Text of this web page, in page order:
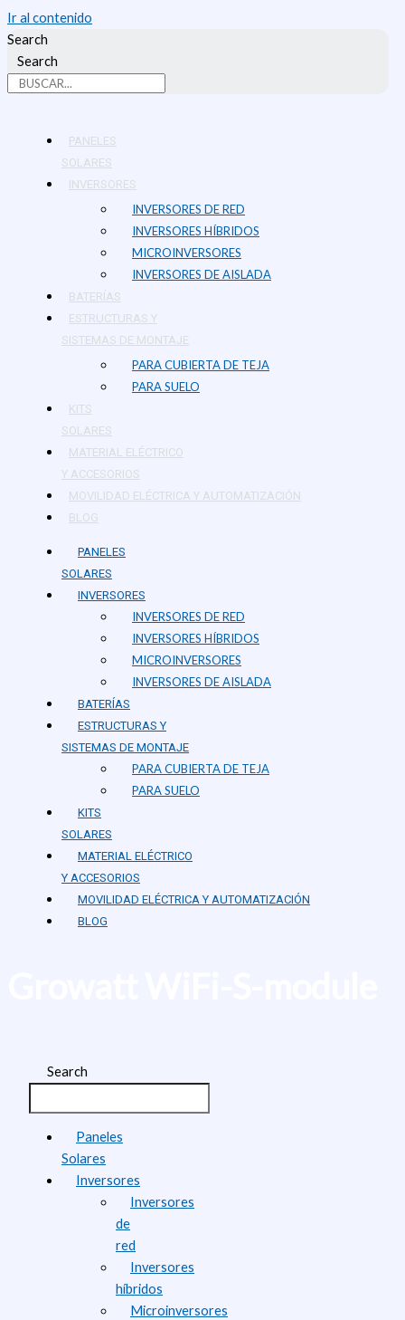
Ir al contenido
Search
Search
PANELES
SOLARES
INVERSORES
INVERSORES DE RED
INVERSORES HÍBRIDOS
MICROINVERSORES
INVERSORES DE AISLADA
BATERÍAS
ESTRUCTURAS Y
SISTEMAS DE MONTAJE
PARA CUBIERTA DE TEJA
PARA SUELO
KITS
SOLARES
MATERIAL ELÉCTRICO
Y ACCESORIOS
MOVILIDAD ELÉCTRICA Y AUTOMATIZACIÓN
BLOG
PANELES
SOLARES
INVERSORES
INVERSORES DE RED
INVERSORES HÍBRIDOS
MICROINVERSORES
INVERSORES DE AISLADA
BATERÍAS
ESTRUCTURAS Y
SISTEMAS DE MONTAJE
PARA CUBIERTA DE TEJA
PARA SUELO
KITS
SOLARES
MATERIAL ELÉCTRICO
Y ACCESORIOS
MOVILIDAD ELÉCTRICA Y AUTOMATIZACIÓN
BLOG
Search
Paneles
Solares
Inversores
Inversores
de
red
Inversores
híbridos
Microinversores